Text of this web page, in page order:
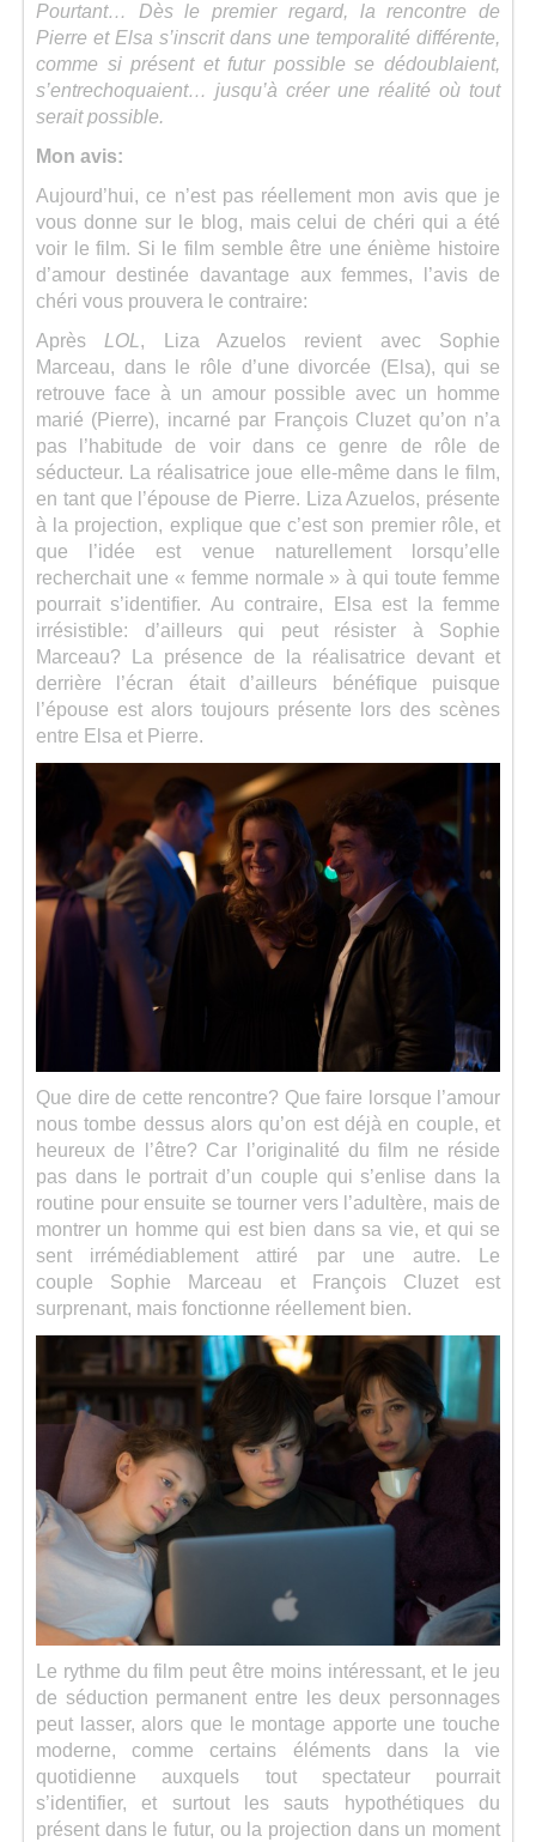
Pourtant… Dès le premier regard, la rencontre de
Pierre et Elsa s’inscrit dans une temporalité différente,
comme si présent et futur possible se dédoublaient,
s’entrechoquaient… jusqu’à créer une réalité où tout
serait possible.
Mon avis:
Aujourd’hui, ce n’est pas réellement mon avis que je
vous donne sur le blog, mais celui de chéri qui a été
voir le film. Si le film semble être une énième histoire
d’amour destinée davantage aux femmes, l’avis de
chéri vous prouvera le contraire:
Après LOL , Liza Azuelos revient avec Sophie
Marceau, dans le rôle d’une divorcée (Elsa), qui se
retrouve face à un amour possible avec un homme
marié (Pierre), incarné par François Cluzet qu’on n’a
pas l’habitude de voir dans ce genre de rôle de
séducteur. La réalisatrice joue elle-même dans le film,
en tant que l’épouse de Pierre. Liza Azuelos, présente
à la projection, explique que c’est son premier rôle, et
que l’idée est venue naturellement lorsqu’elle
recherchait une « femme normale » à qui toute femme
pourrait s’identifier. Au contraire, Elsa est la femme
irrésistible: d’ailleurs qui peut résister à Sophie
Marceau? La présence de la réalisatrice devant et
derrière l’écran était d’ailleurs bénéfique puisque
l’épouse est alors toujours présente lors des scènes
entre Elsa et Pierre.
Que dire de cette rencontre? Que faire lorsque l’amour
nous tombe dessus alors qu’on est déjà en couple, et
heureux de l’être? Car l’originalité du film ne réside
pas dans le portrait d’un couple qui s’enlise dans la
routine pour ensuite se tourner vers l’adultère, mais de
montrer un homme qui est bien dans sa vie, et qui se
sent irrémédiablement attiré par une autre. Le
couple Sophie Marceau et François Cluzet est
surprenant, mais fonctionne réellement bien.
Le rythme du film peut être moins intéressant, et le jeu
de séduction permanent entre les deux personnages
peut lasser, alors que le montage apporte une touche
moderne, comme certains éléments dans la vie
quotidienne auxquels tout spectateur pourrait
s’identifier, et surtout les sauts hypothétiques du
présent dans le futur, ou la projection dans un moment